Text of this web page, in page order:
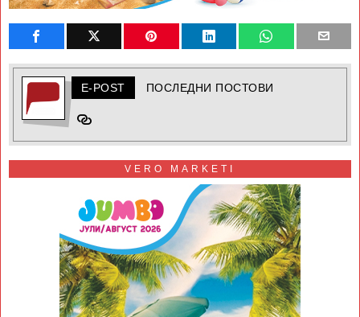
E-POST ПОСЛЕДНИ ПОСТОВИ
VERO MARKETI